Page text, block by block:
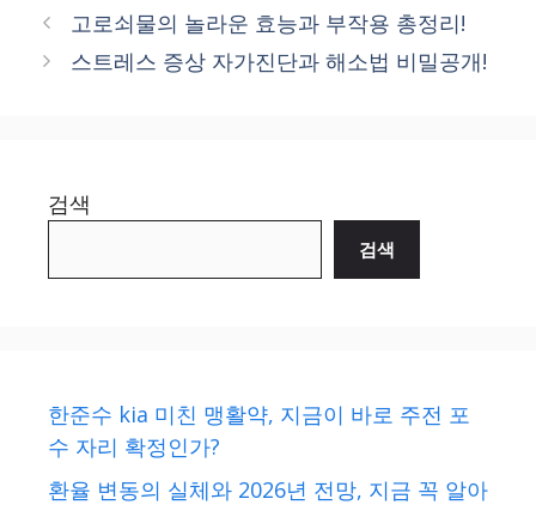
고로쇠물의 놀라운 효능과 부작용 총정리!
스트레스 증상 자가진단과 해소법 비밀공개!
검색
검색
한준수 kia 미친 맹활약, 지금이 바로 주전 포
수 자리 확정인가?
환율 변동의 실체와 2026년 전망, 지금 꼭 알아